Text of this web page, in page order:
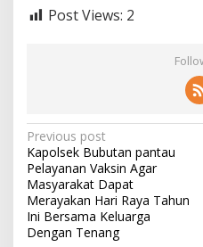
Post Views: 2
P
o
s
t
n
Previous post
Kapolsek Bubutan pantau
Pelayanan Vaksin Agar
Masyarakat Dapat
Merayakan Hari Raya Tahun
Ini Bersama Keluarga
Dengan Tenang